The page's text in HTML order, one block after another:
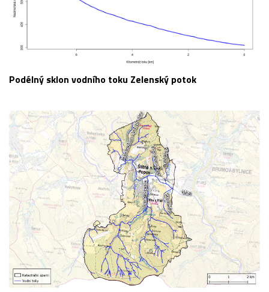
Podélný sklon vodního toku Zelenský potok